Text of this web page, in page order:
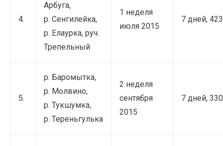
4.
Арбуга,
р. Сенгилейка,
р. Елаурка, руч.
Трепельный
1 неделя
июля 2015
7 дней,
5.
р. Баромытка,
р. Молвино,
р. Тукшумка,
р. Тереньгулька
2 неделя
сентября
2015
7 дней,